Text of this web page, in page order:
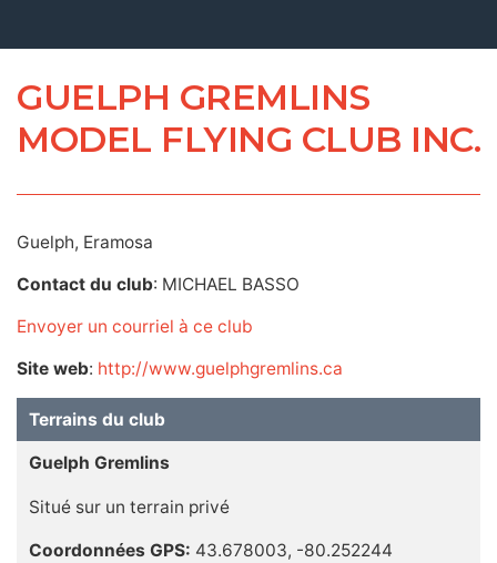
GUELPH GREMLINS
MODEL FLYING CLUB INC.
Guelph, Eramosa
Contact du club: MICHAEL BASSO
Envoyer un courriel à ce club
Site web: http://www.guelphgremlins.ca
Terrains du club
Guelph Gremlins
Situé sur un terrain privé
Coordonnées GPS: 43.678003, -80.252244